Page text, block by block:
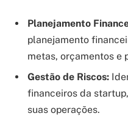
Planejamento
planejamento
metas, orçamentos e
Gestão de Riscos:
financeiros da
suas operações.